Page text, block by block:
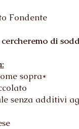
Fondente
di
sopra*
senza additivi